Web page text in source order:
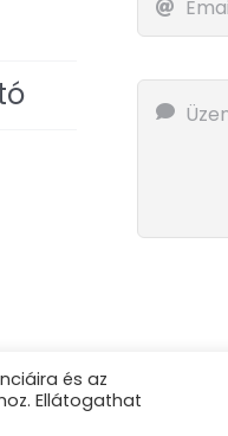
és az
Ellátogathat